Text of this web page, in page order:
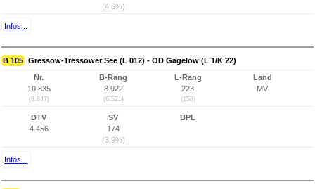
(4,6%)
Infos...
B 105 Gressow-Tressower See (L 012) - OD Gägelow (L 1/K 22)
Nr.
10.835
(8.847)
B-Rang
8.922
(6.521)
L-Rang
223
(158)
Land
MV
DTV
4.456
SV
174
(3,9%)
BPL
Infos...